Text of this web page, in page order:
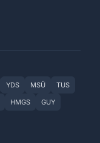
YDS MSÜ
TUS
HMGS
GUY